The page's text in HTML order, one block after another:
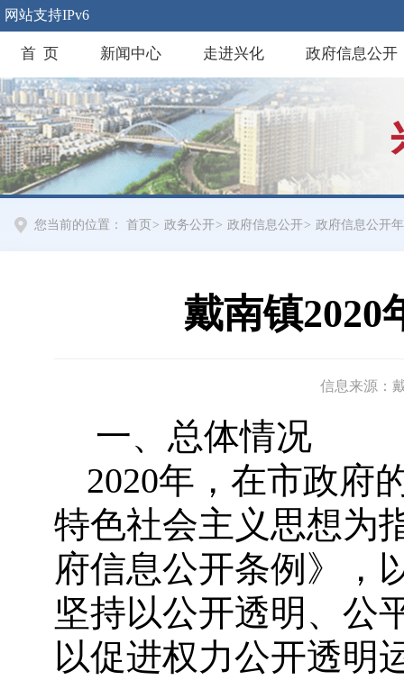
网站支持IPv6
首 页 新闻中心 走进兴化 政府信息公开
您当前的位置： 首页 > 政务公开> 政府信息公开> 政府信息公开
戴南镇2020
信息来源：
一、总体情况
2020年，在市政府
特色社会主义思想为
府信息公开条例》，
坚持以公开透明、公
以促进权力公开透明